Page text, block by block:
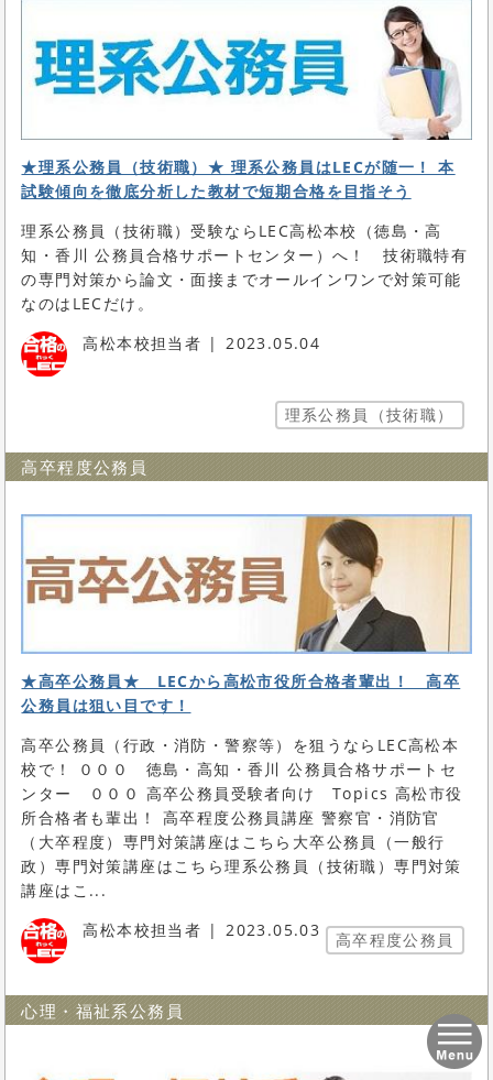
★理系公務員（技術職）★ 理系公務員はLECが随一！ 本
試験傾向を徹底分析した教材で短期合格を目指そう
理系公務員（技術職）受験ならLEC高松本校（徳島・高
知・香川 公務員合格サポートセンター）へ！ 技術職特有
の専門対策から論文・面接までオールインワンで対策可能
なのはLECだけ。
高松本校担当者
2023.05.04
理系公務員（技術職）
高卒程度公務員
★高卒公務員★ LECから高松市役所合格者輩出！ 高卒
公務員は狙い目です！
高卒公務員（行政・消防・警察等）を狙うならLEC高松本
校で！ ０００ 徳島・高知・香川 公務員合格サポートセ
ンター ０００ 高卒公務員受験者向け Topics 高松市役
所合格者も輩出！ 高卒程度公務員講座 警察官・消防官
（大卒程度）専門対策講座はこちら大卒公務員（一般行
政）専門対策講座はこちら理系公務員（技術職）専門対策
講座はこ...
高松本校担当者
2023.05.03 高卒程度公務員
心理・福祉系公務員